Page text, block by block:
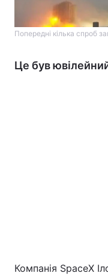
Попередні кілька спроб
Це був
Компанія SpaceX